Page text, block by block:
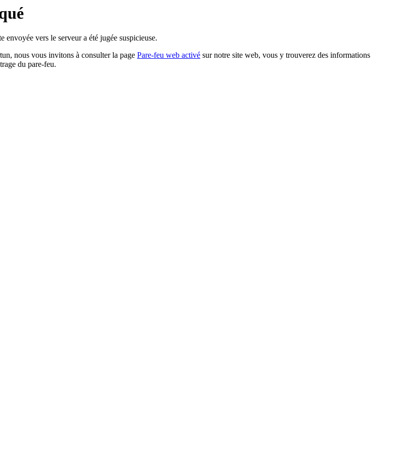
vers le serveur a été jugée suspicieuse.
nous vous invitons à consulter la page Pare-feu web activé sur notre site web, vous y trouverez des informations
du pare-feu.